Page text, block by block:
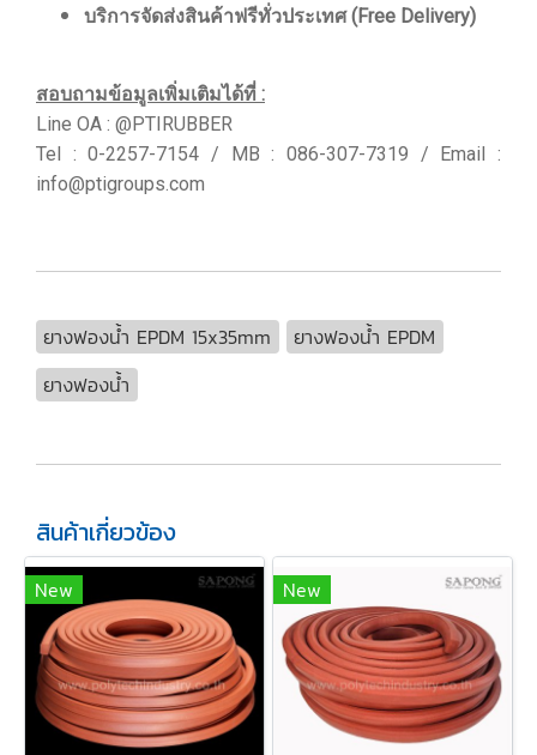
บริการจัดส่งสินค้าฟรีทั่วประเทศ (Free Delivery)
สอบถามข้อมูลเพิ่มเติมได้ที่ :
Line OA : @PTIRUBBER
Tel : 0-2257-7154 / MB : 086-307-7319 / Email :
info@ptigroups.com
ยางฟองน้ำ EPDM 15x35mm
ยางฟองน้ำ EPDM
ยางฟองน้ำ
สินค้าเกี่ยวข้อง
New New